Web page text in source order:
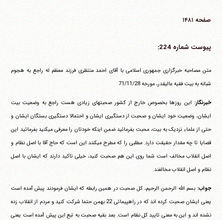
صفحه ۱۴۸۱
پیوست شماره 224:
متن مصاحبه خبرگزاری جمهوری اسلامی با آقای احمد منتظری فرزند معظم له راجع به هجوم
شبانه به بیت فقیه عالیقدر، مورخه ‏71/11/28
خبرنگار: این روزها بخصوص خارج از کشور صحبتهای زیادی هست راجع به وضعیت بیت
ایشان، وضعیت خود ایشان و صحبت از دستگیری ایشان و احتمالا دستگیری بستگان ایشان و
حتی از علماء نزدیک به بیت، محبت بفرمائید ضمن اینکه خودتان را معرفی می‎کنید بفرمائید این
قضایا تا چه مقدار حقیقت دارد. مطلبی را که مطرح می‎کنند این است که حاج آقا با اصل نظام و
اصل انقلاب مخالف است شما روی این هم صحبت کنید، خیلی تاکید دارند که ایشان با اصل
نظام و اصل انقلاب مخالفند.
جواب: بسم الله الرحمن الرحیم، کل صحبت در همین رابطه که ایشان فرمودند پیش آمده است
یعنی ایشان صحبت کرده اند که در راهپیمائی 22 بهمن حتما شرکت کنید و مردم از انقلاب زده
نشده اند و این به معنی تایید کل نظام است. بعد بقیه صحبت به تبع این پیش آمده است یعنی